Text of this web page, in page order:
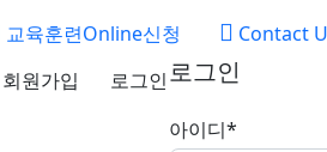
교육훈련Online신청 Contact
회원가입 로그인로그인
아이디*